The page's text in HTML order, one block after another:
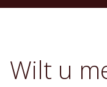
Wilt u